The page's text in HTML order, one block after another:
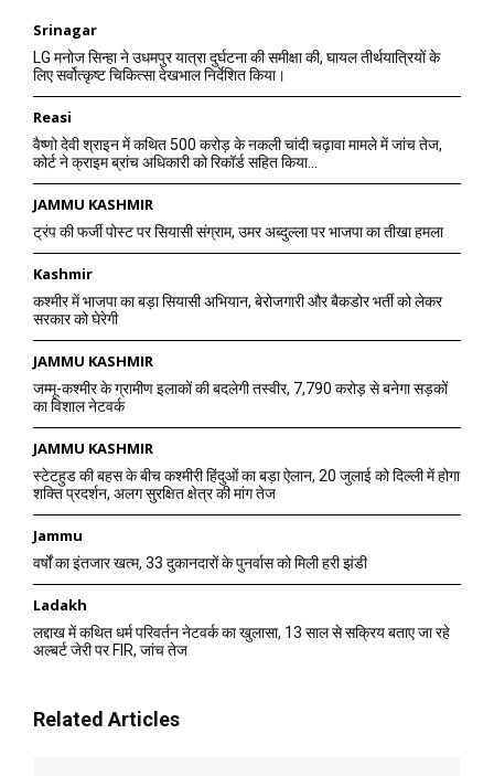
Srinagar
LG मनोज सिन्हा ने उधमपुर यात्रा दुर्घटना की समीक्षा की, घायल तीर्थयात्रियों के
लिए सर्वोत्कृष्ट चिकित्सा देखभाल निर्देशित किया।
Reasi
वैष्णो देवी श्राइन में कथित 500 करोड़ के नकली चांदी चढ़ावा मामले में जांच तेज,
कोर्ट ने क्राइम ब्रांच अधिकारी को रिकॉर्ड सहित किया...
JAMMU KASHMIR
ट्रंप की फर्जी पोस्ट पर सियासी संग्राम, उमर अब्दुल्ला पर भाजपा का तीखा हमला
Kashmir
कश्मीर में भाजपा का बड़ा सियासी अभियान, बेरोजगारी और बैकडोर भर्ती को लेकर
सरकार को घेरेगी
JAMMU KASHMIR
जम्मू-कश्मीर के ग्रामीण इलाकों की बदलेगी तस्वीर, 7,790 करोड़ से बनेगा सड़कों
का विशाल नेटवर्क
JAMMU KASHMIR
स्टेटहुड की बहस के बीच कश्मीरी हिंदुओं का बड़ा ऐलान, 20 जुलाई को दिल्ली में होगा
शक्ति प्रदर्शन, अलग सुरक्षित क्षेत्र की मांग तेज
Jammu
वर्षों का इंतजार खत्म, 33 दुकानदारों के पुनर्वास को मिली हरी झंडी
Ladakh
लद्दाख में कथित धर्म परिवर्तन नेटवर्क का खुलासा, 13 साल से सक्रिय बताए जा रहे
अल्बर्ट जेरी पर FIR, जांच तेज
Related Articles